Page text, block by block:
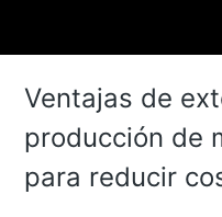
Ventajas de
producción de
para reducir